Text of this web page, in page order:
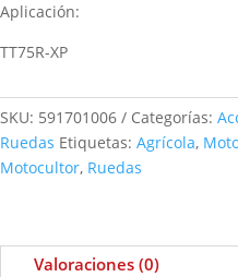
Aplicación:
TT75R-XP
SKU: 591701006 Categorías:
Ruedas Etiquetas: Agrícola,
Motocultor, Ruedas
Valoraciones (0)